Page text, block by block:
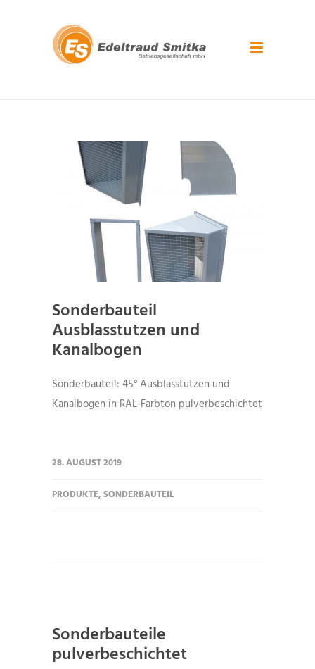
Sonderbauteil
Ausblasstutzen und
Kanalbogen
Sonderbauteil: 45° Ausblasstutzen und
Kanalbogen in RAL-Farbton pulverbeschichtet
28. AUGUST 2019
PRODUKTE,SONDERBAUTEIL
Sonderbauteile
pulverbeschichtet